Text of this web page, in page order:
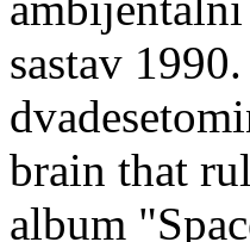
sastav
brain that
album